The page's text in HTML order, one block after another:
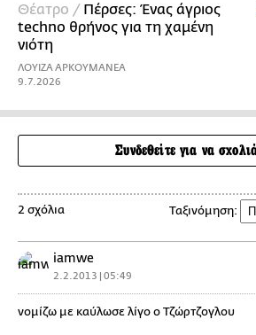
Θέατρο / Πέρσες: Ένας άγριος
techno θρήνος για τη χαμένη
νιότη
ΛΟΥΙΖΑ ΑΡΚΟΥΜΑΝΕΑ
9.7.2026
Συνδεθείτε για να
2 σχόλια Ταξινόμηση:
iamwe
2.2.2013 | 05:49
νομίζω με καύλωσε λίγο ο Τζώρτζογλου